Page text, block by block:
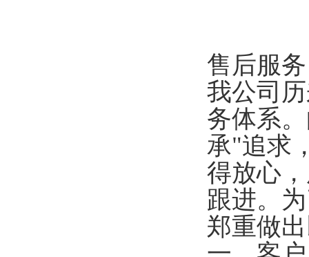
售后服
我公司
务体系
承"追求
得放心
跟进。
郑重做